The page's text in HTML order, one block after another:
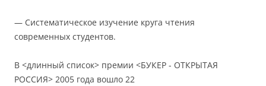
— Систематическое изучение круга чтения
современных студентов.
В <длинный список> премии <БУКЕР - ОТКРЫТАЯ
РОССИЯ> 2005 года вошло 22